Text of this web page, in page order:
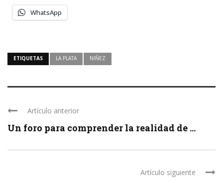
WhatsApp
ETIQUETAS LA PLATA NIÑEZ
Artículo anterior
Un foro para comprender la realidad de ...
Artículo siguiente